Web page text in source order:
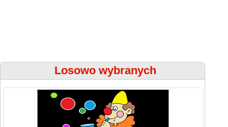
Losowo wybranych